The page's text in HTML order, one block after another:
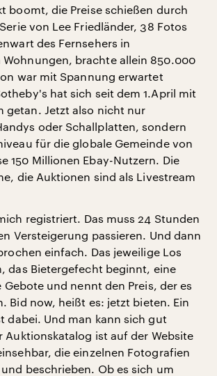
boomt, die Preise schießen durch
von Lee Friedländer, 38 Fotos
des Fernsehers in
Wohnungen, brachte allein 850.000
war mit Spannung erwartet
hat sich seit dem 1.April mit
getan. Jetzt also nicht nur
oder Schallplatten, sondern
für die globale Gemeinde von
150 Millionen Ebay-Nutzern. Die
die Auktionen sind als Livestream
registriert. Das muss 24 Stunden
Versteigerung passieren. Und dann
einfach. Das jeweilige Los
das Bietergefecht beginnt, eine
Gebote und nennt den Preis, der es
Bid now, heißt es: jetzt bieten. Ein
dabei. Und man kann sich gut
Auktionskatalog ist auf der Website
die einzelnen Fotografien
beschrieben. Ob es sich um